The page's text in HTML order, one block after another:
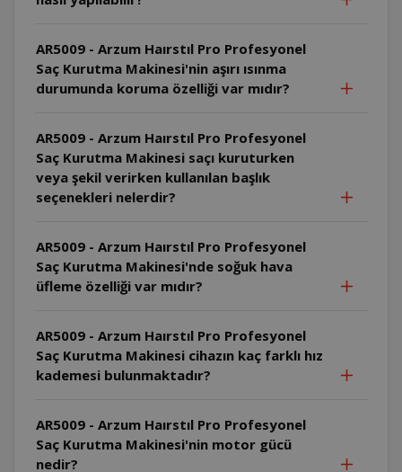
AR5009 - Arzum Haırstıl Pro Profesyonel
Saç Kurutma Makinesi'nin aşırı ısınma
durumunda koruma özelliği var mıdır?
AR5009 - Arzum Haırstıl Pro Profesyonel
Saç Kurutma Makinesi saçı kuruturken
veya şekil verirken kullanılan başlık
seçenekleri nelerdir?
AR5009 - Arzum Haırstıl Pro Profesyonel
Saç Kurutma Makinesi'nde soğuk hava
üfleme özelliği var mıdır?
AR5009 - Arzum Haırstıl Pro Profesyonel
Saç Kurutma Makinesi cihazın kaç farklı hız
kademesi bulunmaktadır?
AR5009 - Arzum Haırstıl Pro Profesyonel
Saç Kurutma Makinesi'nin motor gücü
nedir?